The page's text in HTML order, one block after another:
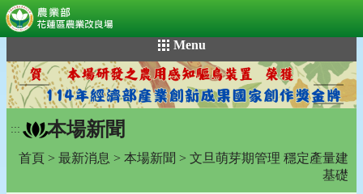
到
主
要
內
容
Menu
::: 本場新聞
首頁 > 最新消息 > 本場新聞 > 文旦萌芽期管理 穩定產量建
基礎